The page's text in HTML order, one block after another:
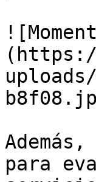
uploads/
para